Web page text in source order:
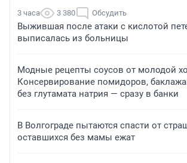
3 часа 3 380 Обсудить
Выжившая после атаки с кислотой
выписалась из больницы
Модные рецепты соусов от молодой
Консервирование помидоров,
без глутамата натрия — сразу в банки
В Волгограде пытаются спасти от
оставшихся без мамы ежат